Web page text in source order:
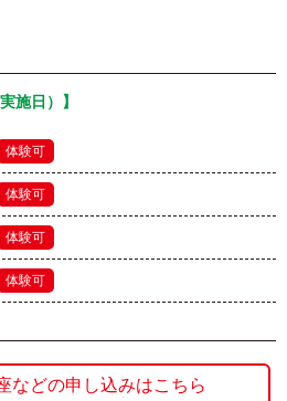
施日）】
体験可
体験可
体験可
体験可
などの申し込みはこちら